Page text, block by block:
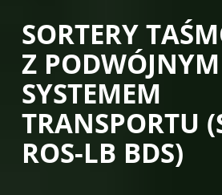
SORTERY
Z PODWÓJNYM
SYSTEMEM
TRANSPORTU
ROS-LB BDS)